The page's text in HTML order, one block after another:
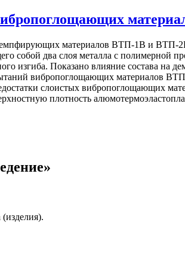
материалов ВТП-1В и
собой два слоя металла с полимерной
изгиба. Показано влияние состава на
вибропоглощающих материалов
слоистых вибропоглощающих
плотность